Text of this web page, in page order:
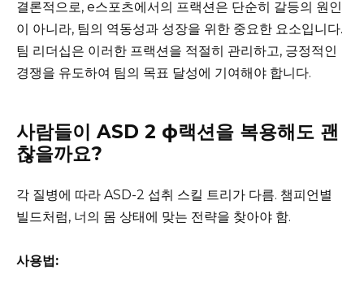
결론적으로, e스포츠에서의 프랙션은 단순히 갈등의 원인
이 아니라, 팀의 역동성과 성장을 위한 중요한 요소입니다.
팀 리더십은 이러한 프랙션을 적절히 관리하고, 긍정적인
경쟁을 유도하여 팀의 목표 달성에 기여해야 합니다.
사람들이 ASD 2 ф랙션을 복용해도 괜
찮을까요?
각 질병에 따라 ASD-2 섭취 스킬 트리가 다름. 챔피언별
빌드처럼, 너의 몸 상태에 맞는 전략을 찾아야 함.
사용법: